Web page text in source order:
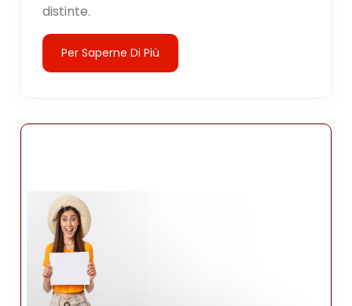
distinte.
Per Saperne Di Più